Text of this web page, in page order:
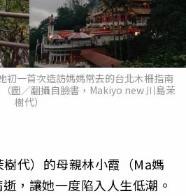
初一首次造訪媽媽常去的台北木柵指南
圖／翻攝自臉書，Makiyo new 川島茉
樹代）
代）的母親林小霞（Ma媽
，讓她一度陷入人生低潮。